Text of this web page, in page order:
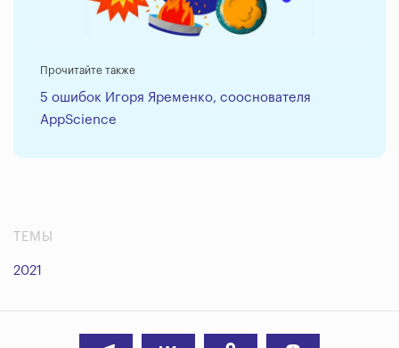
Прочитайте также
5 ошибок Игоря Яременко, сооснователя
AppScience
ТЕМЫ
2021